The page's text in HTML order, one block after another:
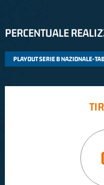
PERCENTUALE